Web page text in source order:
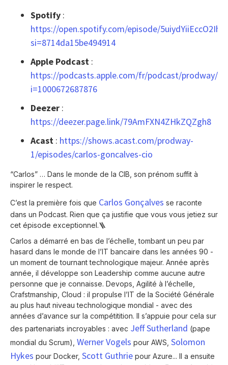
Spotify :
https://open.spotify.com/episode/
si=8714da15be494914
Apple Podcast :
https://podcasts.apple.com/fr/podcast/prodway/
i=1000672687876
Deezer :
https://deezer.page.link/79AmFXN4ZHkZQZgh8
Acast : https://shows.acast.com/prodway-
1/episodes/carlos-goncalves-cio
“Carlos” … Dans le monde de la CIB, son prénom suffit à
inspirer le respect.
C’est la première fois que Carlos Gonçalves se raconte
dans un Podcast. Rien que ça justifie que vous vous jetiez sur
cet épisode exceptionnel.🪜
Carlos a démarré en bas de l’échelle, tombant un peu par
hasard dans le monde de l’IT bancaire dans les années 90 -
un moment de tournant technologique majeur. Année après
année, il développe son Leadership comme aucune autre
personne que je connaisse. Devops, Agilité à l’échelle,
Crafstmanship, Cloud : il propulse l’IT de la Société Générale
au plus haut niveau technologique mondial - avec des
années d’avance sur la compétitition. Il s’appuie pour cela sur
des partenariats incroyables : avec Jeff Sutherland (pape
mondial du Scrum), Werner Vogels pour AWS, Solomon
Hykes pour Docker, Scott Guthrie pour Azure... Il a ensuite